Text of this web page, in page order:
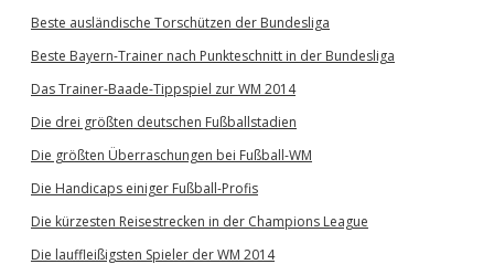
Beste ausländische Torschützen der Bundesliga
Beste Bayern-Trainer nach Punkteschnitt in der Bundesliga
Das Trainer-Baade-Tippspiel zur WM 2014
Die drei größten deutschen Fußballstadien
Die größten Überraschungen bei Fußball-WM
Die Handicaps einiger Fußball-Profis
Die kürzesten Reisestrecken in der Champions League
Die lauffleißigsten Spieler der WM 2014